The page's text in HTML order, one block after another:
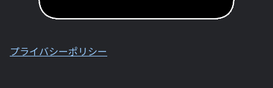
プライバシーポリシー